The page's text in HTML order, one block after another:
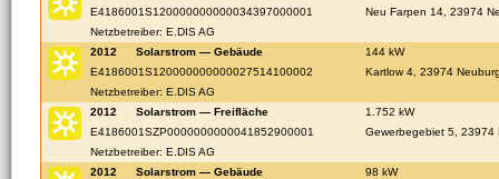
E4186001S120000000000034397000001
Neu Farpen 14, 23974
Netzbetreiber: E.DIS AG
2012
Solarstrom — Gebäude
144 kW
E4186001S120000000000027514100002
Kartlow 4, 23974
Netzbetreiber: E.DIS AG
2012
Solarstrom — Freifläche
1.752 kW
E4186001SZP0000000000041852900001
Gewerbegebiet 5, 23974
Netzbetreiber: E.DIS AG
2012
Solarstrom — Gebäude
98 kW